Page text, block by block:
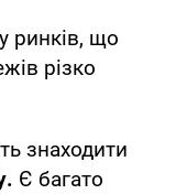
ринків, що
різко
знаходити
Є багато